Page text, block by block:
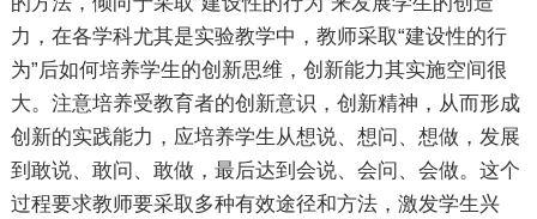
力，在各学科尤其是实验教学中，教师采取“建设性的行
为”后如何培养学生的创新思维，创新能力其实施空间很
大。注意培养受教育者的创新意识，创新精神，从而形成
创新的实践能力，应培养学生从想说、想问、想做，发展
到敢说、敢问、敢做，最后达到会说、会问、会做。这个
过程要求教师要采取多种有效途径和方法，激发学生兴